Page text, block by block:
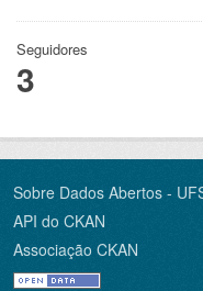
Seguidores
3
Sobre Dados Abertos -
API do CKAN
Associação CKAN